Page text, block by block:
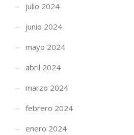
julio 2024
junio 2024
mayo 2024
abril 2024
marzo 2024
febrero 2024
enero 2024